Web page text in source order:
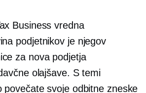
Business vredna
podjetnikov je njegov
za nova podjetja
olajšave. S temi
povečate svoje odbitne zneske